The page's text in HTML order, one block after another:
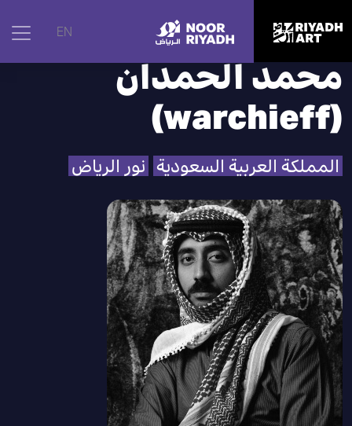
EN الرئيسية | الفنانون محمد الحمدان (warchieff)
محمد الحمدان
(warchieff)
المملكة العربية السعودية نور الرياض